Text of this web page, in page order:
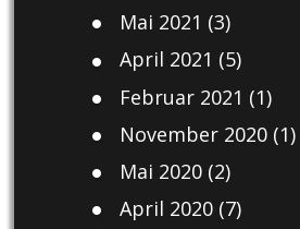
Mai 2021 (3)
April 2021 (5)
Februar 2021 (1)
November 2020(1)
Mai 2020(2)
April 2020(7)